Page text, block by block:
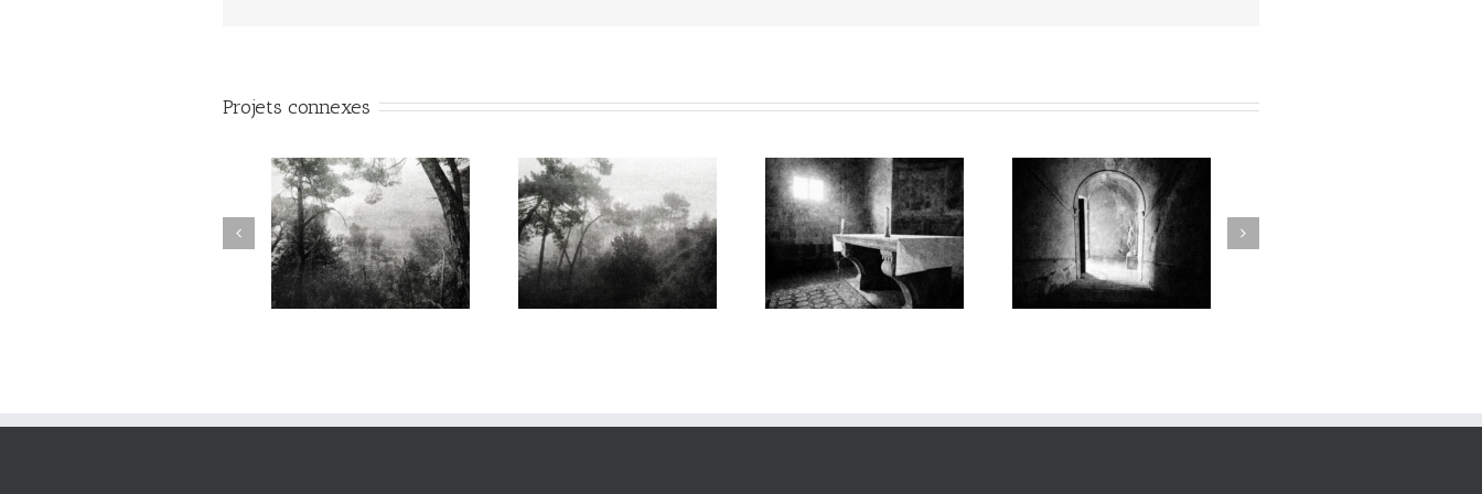
Projets connexes
Sur l’Épaule du Temps Sur l’Épaule du Temps Sur l’Épaule du Temps Sur l’Épaule du Temps Sur l’Épaule du Temps